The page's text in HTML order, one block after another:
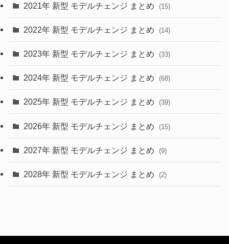
(10)
(9)
(22)
(4)
(9)
(4)
(1)
2021年 新型 モデルチェンジ まとめ (15)
2022年 新型 モデルチェンジ まとめ (14)
2023年 新型 モデルチェンジ まとめ (33)
2024年 新型 モデルチェンジ まとめ (68)
2025年 新型 モデルチェンジ まとめ (39)
2026年 新型 モデルチェンジ まとめ (15)
2027年 新型 モデルチェンジ まとめ (9)
2028年 新型 モデルチェンジ まとめ (2)